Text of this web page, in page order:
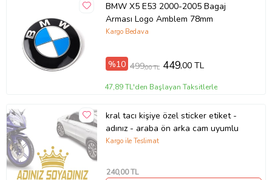
BMW X5 E53 2000-2005 Bagaj
Arması Logo Amblem 78mm
Kargo Bedava
%10 499,00 TL 449,00 TL
47,89 TL'den Başlayan Taksitlerle
kral tacı kişiye özel sticker etiket -
adınız - araba ön arka cam uyumlu
Kargo ile Teslimat
240,00 TL